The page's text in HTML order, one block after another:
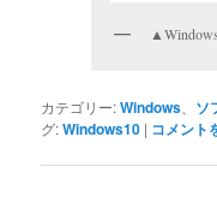
カテゴリー:Windows ソ
グ:Windows10 | コメント